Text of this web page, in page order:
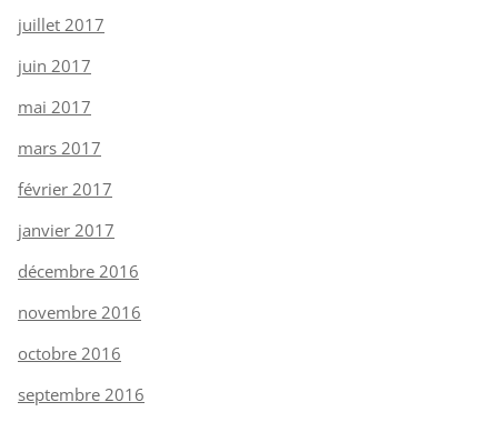
juillet 2017
juin 2017
mai 2017
mars 2017
février 2017
janvier 2017
décembre 2016
novembre 2016
octobre 2016
septembre 2016